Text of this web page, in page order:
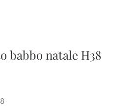
babbo natale H38